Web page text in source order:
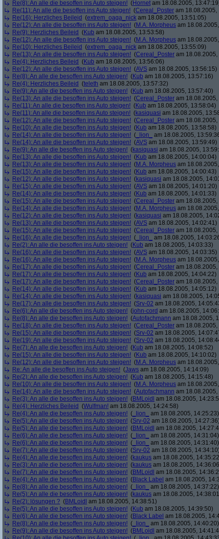
Re(8): An alle die besoffen ins Auto steigen! (Hornet am 18.08.2005,
Re(11): An alle die besoffen ins Auto steigen! (Cereal_Poster am 18.08.2005,
Re(16): Herzliches Beileid (extrem_oaga_nick am 18.08.2005, 13:51:05)
Re(12): An alle die besoffen ins Auto steigen! (M.A. Morpheus am
Re(9): Herzliches Beileid (Kub am 18.08.2005, 13:53:58)
Re(12): An alle die besoffen ins Auto steigen! (M.A. Morpheus am
Re(10): Herzliches Beileid (extrem_oaga_nick am 18.08.2005, 13:55:09)
Re(13): An alle die besoffen ins Auto steigen! (Cereal_Poster am
Re(4): Herzliches Beileid (Kub am 18.08.2005, 13:56:06)
Re(12): An alle die besoffen ins Auto steigen! (AVS am 18.08.2005, 13:56:15)
Re(8): An alle die besoffen ins Auto steigen! (Kub am 18.08.2005, 13:57:16)
Re(4): Herzliches Beileid (teleth am 18.08.2005, 13:57:32)
Re(9): An alle die besoffen ins Auto steigen! (Kub am 18.08.2005, 13:57:40)
Re(13): An alle die besoffen ins Auto steigen! (Cereal_Poster am
Re(11): An alle die besoffen ins Auto steigen! (Kub am 18.08.2005, 13:58:04)
Re(11): An alle die besoffen ins Auto steigen! (kasiquasi am 18.08.2005,
Re(12): An alle die besoffen ins Auto steigen! (Cereal_Poster am
Re(10): An alle die besoffen ins Auto steigen! (Kub am 18.08.2005, 13:58:58)
Re(14): An alle die besoffen ins Auto steigen! ( _lion_
am 18.08.2005,
Re(14): An alle die besoffen ins Auto steigen! (AVS am 18.08.2005, 13:59:49)
Re(9): An alle die besoffen ins Auto steigen! (kasiquasi am 18.08.2005,
Re(13): An alle die besoffen ins Auto steigen! (Kub am 18.08.2005, 14:00:04)
Re(13): An alle die besoffen ins Auto steigen! (M.A. Morpheus am
Re(15): An alle die besoffen ins Auto steigen! (Kub am 18.08.2005, 14:00:43)
Re(12): An alle die besoffen ins Auto steigen! (kasiquasi am 18.08.2005,
Re(15): An alle die besoffen ins Auto steigen! (AVS am 18.08.2005, 14:01:20)
Re(14): An alle die besoffen ins Auto steigen! (Kub am 18.08.2005, 14:01:33)
Re(15): An alle die besoffen ins Auto steigen! (Cereal_Poster am
Re(14): An alle die besoffen ins Auto steigen! (M.A. Morpheus am
Re(12): An alle die besoffen ins Auto steigen! (kasiquasi am 18.08.2005,
Re(13): An alle die besoffen ins Auto steigen! (AVS am 18.08.2005, 14:02:41)
Re(15): An alle die besoffen ins Auto steigen! (Cereal_Poster am
Re(16): An alle die besoffen ins Auto steigen! ( _lion_
am 18.08.2005,
Re(2): An alle die besoffen ins Auto steigen! (Kub am 18.08.2005, 14:03:33)
Re(16): An alle die besoffen ins Auto steigen! (AVS am 18.08.2005, 14:03:35)
Re(16): An alle die besoffen ins Auto steigen! (M.A. Morpheus am
Re(17): An alle die besoffen ins Auto steigen! (Cereal_Poster am
Re(17): An alle die besoffen ins Auto steigen! (Kub am 18.08.2005, 14:04:22)
Re(17): An alle die besoffen ins Auto steigen! (Cereal_Poster am
Re(14): An alle die besoffen ins Auto steigen! (Kub am 18.08.2005, 14:05:12)
Re(14): An alle die besoffen ins Auto steigen! (kasiquasi am 18.08.2005,
Re(17): An alle die besoffen ins Auto steigen! (Srv-02 am 18.08.2005,
Re(6): An alle die besoffen ins Auto steigen! (john-cord am 18.08.2005,
Re(8): An alle die besoffen ins Auto steigen! (Autofachmann am 18.08.2005,
Re(18): An alle die besoffen ins Auto steigen! (Cereal_Poster am
Re(15): An alle die besoffen ins Auto steigen! (Srv-02 am 18.08.2005,
Re(19): An alle die besoffen ins Auto steigen! (Srv-02 am 18.08.2005,
Re(7): An alle die besoffen ins Auto steigen! (Kub am 18.08.2005, 14:08:52)
Re(15): An alle die besoffen ins Auto steigen! (Kub am 18.08.2005, 14:10:02)
Re(12): An alle die besoffen ins Auto steigen! (M.A. Morpheus am
Re: An alle die besoffen ins Auto steigen! (Jaws am 18.08.2005, 14:14:09)
Re(2): An alle die besoffen ins Auto steigen! (Kub am 18.08.2005, 14:15:48)
Re(10): An alle die besoffen ins Auto steigen! (M.A. Morpheus am
Re(14): An alle die besoffen ins Auto steigen! (Autofachmann am
Re(3): An alle die besoffen ins Auto steigen! (BMLoidl am 18.08.2005,
Re(4): Herzliches Beileid (Wulfman! am 18.08.2005, 14:24:58)
Re(4): An alle die besoffen ins Auto steigen! ( _lion_
am 18.08.2005, 14:25:23)
Re(5): An alle die besoffen ins Auto steigen! (Srv-02 am 18.08.2005,
Re(5): An alle die besoffen ins Auto steigen! (BMLoidl am 18.08.2005,
Re(6): An alle die besoffen ins Auto steigen! ( _lion_
am 18.08.2005, 14:31:04)
Re(6): An alle die besoffen ins Auto steigen! ( _lion_
am 18.08.2005, 14:31:40)
Re(7): An alle die besoffen ins Auto steigen! (Srv-02 am 18.08.2005,
Re(4): An alle die besoffen ins Auto steigen! (kaukus am 18.08.2005,
Re(3): An alle die besoffen ins Auto steigen! (kaukus am 18.08.2005,
Re(7): An alle die besoffen ins Auto steigen! (BMLoidl am 18.08.2005,
Re(4): An alle die besoffen ins Auto steigen! (Black Label am 18.08.2005,
Re(8): An alle die besoffen ins Auto steigen! ( _lion_
am 18.08.2005, 14:37:22)
Re(5): An alle die besoffen ins Auto steigen! (kaukus am 18.08.2005,
Re(2): lösungen ? (BMLoidl am 18.08.2005, 14:38:51)
Re(5): An alle die besoffen ins Auto steigen! (Kub am 18.08.2005, 14:39:50)
Re(6): An alle die besoffen ins Auto steigen! (Black Label am 18.08.2005,
Re(8): An alle die besoffen ins Auto steigen! ( _lion_
am 18.08.2005, 14:40:20)
Re(9): An alle die besoffen ins Auto steigen! (BMLoidl am 18.08.2005,